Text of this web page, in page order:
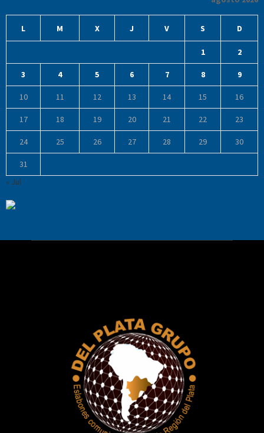
L M X J V S D
1 2
3 4 5 6 7 8 9
10 11 12 13 14 15 16
17 18 19 20 21 22 23
24 25 26 27 28 29 30
31
« Jul